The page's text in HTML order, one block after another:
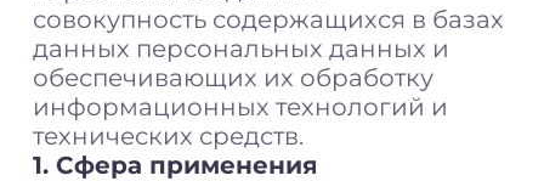
совокупность содержащихся в базах
данных персональных данных и
обеспечивающих их обработку
информационных технологий и
технических средств.
1. Сфера применения